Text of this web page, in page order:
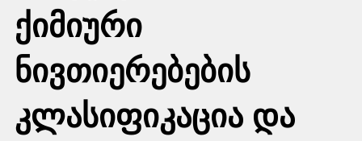
ქიმიური
ნივთიერებების
კლასიფიკაცია და